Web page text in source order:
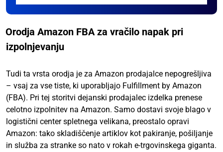
Orodja Amazon FBA za vračilo napak pri
izpolnjevanju
Tudi ta vrsta orodja je za Amazon prodajalce nepogrešljiva
– vsaj za vse tiste, ki uporabljajo Fulfillment by Amazon
(FBA). Pri tej storitvi dejanski prodajalec izdelka prenese
celotno izpolnitev na Amazon. Samo dostavi svoje blago v
logistični center spletnega velikana, preostalo opravi
Amazon: tako skladiščenje artiklov kot pakiranje, pošiljanje
in služba za stranke so nato v rokah e-trgovinskega giganta.